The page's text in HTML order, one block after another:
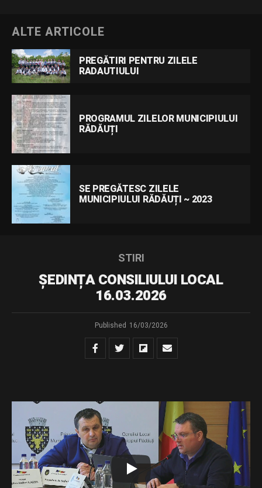
ALTE ARTICOLE
PREGĂTIRI PENTRU ZILELE
RADAUTIULUI
PROGRAMUL ZILELOR MUNICIPIULUI
RĂDĂUȚI
SE PREGĂTESC ZILELE
MUNICIPIULUI RĂDĂUȚI ~ 2023
STIRI
ȘEDINȚA CONSILIULUI LOCAL
16.03.2026
Published 16/03/2026
sedinta extraordinara din data de 16.03.2026
Download
Distribuie și tu